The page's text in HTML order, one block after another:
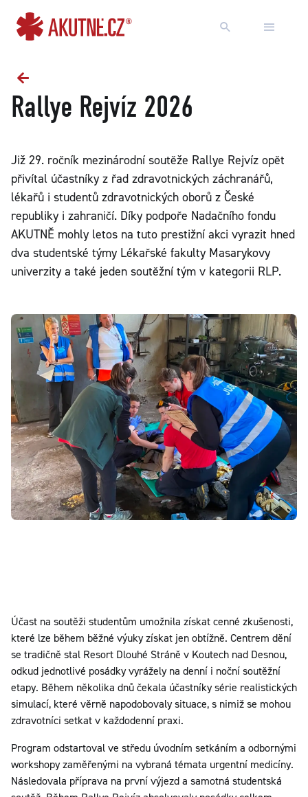
Rallye Rejvíz 2026
Již 29. ročník mezinárodní soutěže Rallye Rejvíz opět
přivítal účastníky z řad zdravotnických záchranářů,
lékařů i studentů zdravotnických oborů z České
republiky i zahraničí. Díky podpoře Nadačního fondu
AKUTNĚ mohly letos na tuto prestižní akci vyrazit hned
dva studentské týmy Lékařské fakulty Masarykovy
univerzity a také jeden soutěžní tým v kategorii RLP.
Účast na soutěži studentům umožnila získat cenné zkušenosti,
které lze během běžné výuky získat jen obtížně. Centrem dění
se tradičně stal Resort Dlouhé Stráně v Koutech nad Desnou,
odkud jednotlivé posádky vyrážely na denní i noční soutěžní
etapy. Během několika dnů čekala účastníky série realistických
simulací, které věrně napodobovaly situace, s nimiž se mohou
zdravotníci setkat v každodenní praxi.
Program odstartoval ve středu úvodním setkáním a odbornými
workshopy zaměřenými na vybraná témata urgentní medicíny.
Následovala příprava na první výjezd a samotná studentská